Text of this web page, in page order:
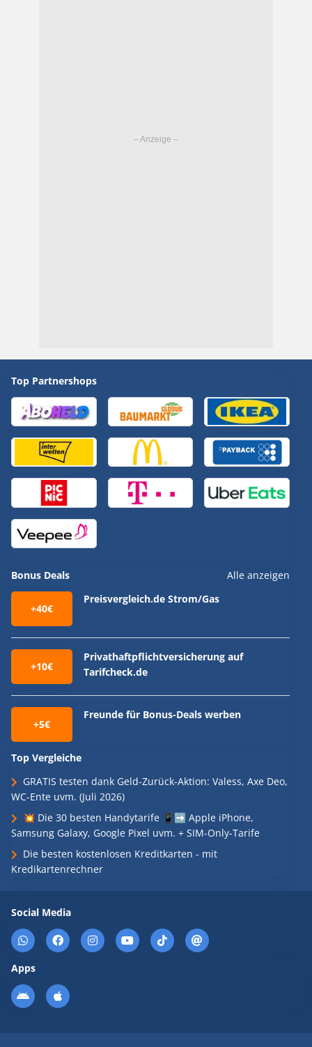
Top Partnershops
Bonus Deals Alle anzeigen
+40€
Preisvergleich.de Strom/Gas
+10€
Privathaftpflichtversicherung auf
Tarifcheck.de
+5€
Freunde für Bonus-Deals werben
Top Vergleiche
GRATIS testen dank Geld-Zurück-Aktion: Valess, Axe Deo,
WC-Ente uvm. (Juli 2026)
💥 Die 30 besten Handytarife 📱➡️ Apple iPhone,
Samsung Galaxy, Google Pixel uvm. + SIM-Only-Tarife
Die besten kostenlosen Kreditkarten - mit
Kredikartenrechner
Social Media
Apps